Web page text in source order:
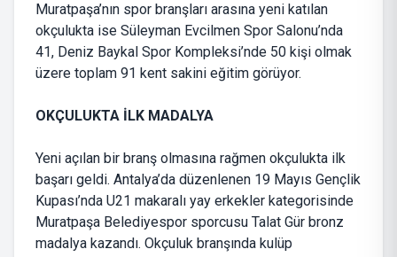
Muratpaşa’nın spor branşları arasına yeni katılan
okçulukta ise Süleyman Evcilmen Spor Salonu’nda
41, Deniz Baykal Spor Kompleksi’nde 50 kişi olmak
üzere toplam 91 kent sakini eğitim görüyor.
OKÇULUKTA İLK MADALYA
Yeni açılan bir branş olmasına rağmen okçulukta ilk
başarı geldi. Antalya’da düzenlenen 19 Mayıs Gençlik
Kupası’nda U21 makaralı yay erkekler kategorisinde
Muratpaşa Belediyespor sporcusu Talat Gür bronz
madalya kazandı. Okçuluk branşında kulüp